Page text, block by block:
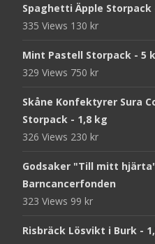
Spaghetti Äpple Storpack
335 Views 130 kr
Mint Pastell Storpack - 5
329 Views 750 kr
Skåne Konfektyrer Sura
Storpack - 1,8 kg
326 Views 230 kr
Godsaker "Till mitt
Barncancerfonden
323 Views 99 kr
Risbräck Lösvikt i Burk -